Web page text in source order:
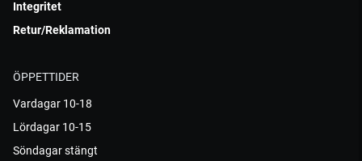
Integritet
Retur/Reklamation
ÖPPETTIDER
Vardagar 10-18
Lördagar 10-15
Söndagar stängt